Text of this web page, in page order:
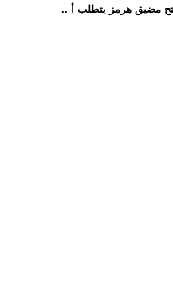
فتح مضيق هرمز يتطلب أ